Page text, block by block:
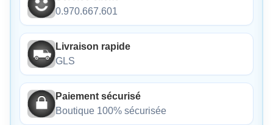
0.970.667.601
Livraison rapide
GLS
Paiement sécurisé
Boutique 100% sécurisée